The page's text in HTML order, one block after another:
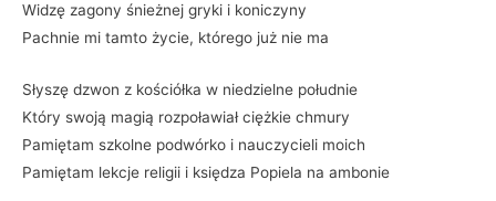
Widzę zagony śnieżnej gryki i koniczyny
Pachnie mi tamto życie, którego już nie ma
Słyszę dzwon z kościółka w niedzielne południe
Który swoją magią rozpoławiał ciężkie chmury
Pamiętam szkolne podwórko i nauczycieli moich
Pamiętam lekcje religii i księdza Popiela na ambonie